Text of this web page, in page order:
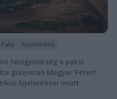
Paks Atomerőmű
hírügynökség a paksi
gúnyosan Magyar Pétert
kijelentései miatt.